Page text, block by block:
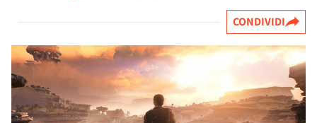
CONDIVIDI